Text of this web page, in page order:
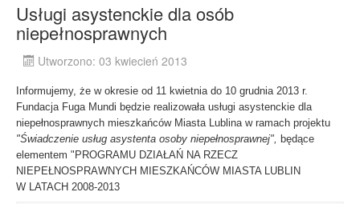
Usługi asystenckie dla osób
niepełnosprawnych
Utworzono: 03 kwiecień 2013
Informujemy, że w okresie od 11 kwietnia do 10 grudnia 2013 r.
Fundacja Fuga Mundi będzie realizowała usługi asystenckie dla
niepełnosprawnych mieszkańców Miasta Lublina w ramach projektu
"Świadczenie usług asystenta osoby niepełnosprawnej", będące
elementem "PROGRAMU DZIAŁAŃ NA RZECZ
NIEPEŁNOSPRAWNYCH MIESZKAŃCÓW MIASTA LUBLIN
W LATACH 2008-2013